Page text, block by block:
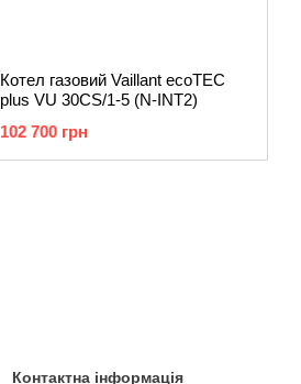
Котел газовий Vaillant ecoTEC
plus VU 30CS/1-5 (N-INT2)
102 700 грн
Контактна інформація